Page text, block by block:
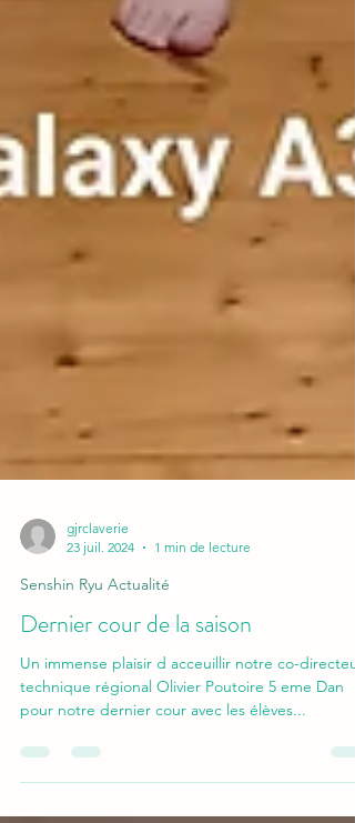
23 juil. 2024
1 min de lecture
Senshin Ryu Actualité
Dernier cour de la saison
Un immense plaisir d acceuillir notre co-directeur
pour notre dernier cour avec les élèves...